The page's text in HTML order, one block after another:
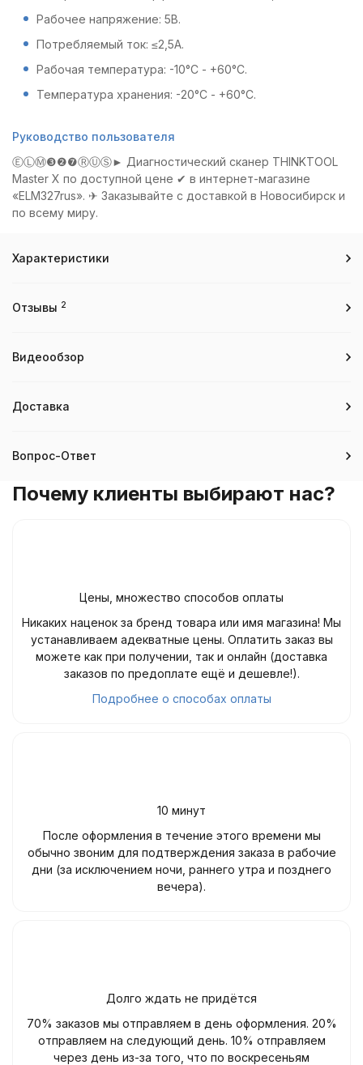
Рабочее напряжение: 5В.
Потребляемый ток: ≤2,5А.
Рабочая температура: -10°С - +60°С.
Температура хранения: -20°С - +60°С.
Руководство пользователя
ⒺⓁⓂ❸❷❼ⓇⓊⓈ► Диагностический сканер THINKTOOL
Master X по доступной цене ✔ в интернет-магазине
«ELM327rus». ✈ Заказывайте с доставкой в Новосибирск и
по всему миру.
Характеристики
Отзывы 2
Видеообзор
Доставка
Вопрос-Ответ
Почему клиенты выбирают нас?
Цены, множество способов оплаты
Никаких наценок за бренд товара или имя магазина! Мы
устанавливаем адекватные цены. Оплатить заказ вы
можете как при получении, так и онлайн (доставка
заказов по предоплате ещё и дешевле!).
Подробнее о способах оплаты
10 минут
После оформления в течение этого времени мы
обычно звоним для подтверждения заказа в рабочие
дни (за исключением ночи, раннего утра и позднего
вечера).
Долго ждать не придётся
70% заказов мы отправляем в день оформления. 20%
отправляем на следующий день. 10% отправляем
через день из-за того, что по воскресеньям